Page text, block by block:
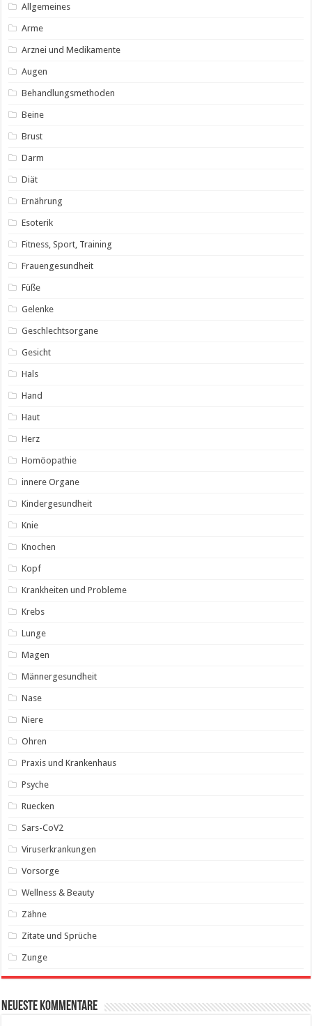
Allgemeines
Arme
Arznei und Medikamente
Augen
Behandlungsmethoden
Beine
Brust
Darm
Diät
Ernährung
Esoterik
Fitness, Sport, Training
Frauengesundheit
Füße
Gelenke
Geschlechtsorgane
Gesicht
Hals
Hand
Haut
Herz
Homöopathie
innere Organe
Kindergesundheit
Knie
Knochen
Kopf
Krankheiten und Probleme
Krebs
Lunge
Magen
Männergesundheit
Nase
Niere
Ohren
Praxis und Krankenhaus
Psyche
Ruecken
Sars-CoV2
Viruserkrankungen
Vorsorge
Wellness & Beauty
Zähne
Zitate und Sprüche
Zunge
Neueste Kommentare